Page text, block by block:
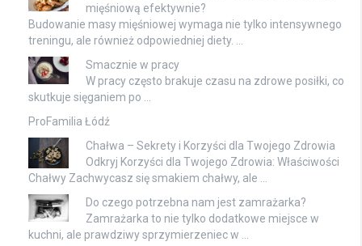
mięśniową efektywnie?
Budowanie masy mięśniowej wymaga nie tylko intensywnego
treningu, ale również odpowiedniej diety. …
Smacznie w pracy
W pracy często brakuje czasu na zdrowe posiłki, co
skutkuje sięganiem po …
ProFamilia Łódź
Chałwa – Sekrety i Korzyści dla Twojego Zdrowia
Odkryj Korzyści dla Twojego Zdrowia: Właściwości
Chałwy Zachwycasz się smakiem chałwy, ale …
Do czego potrzebna nam jest zamrażarka?
Zamrażarka to nie tylko dodatkowe miejsce w
kuchni, ale prawdziwy sprzymierzeniec w …